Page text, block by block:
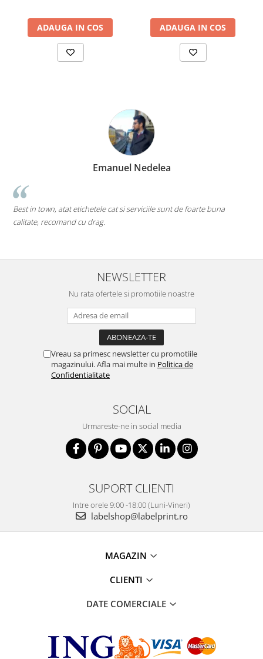
ADAUGA IN COS ADAUGA IN COS
Emanuel Nedelea
Best in town, atat etichetele cat si serviciile sunt de foarte buna
calitate, recomand cu drag.
NEWSLETTER
Nu rata ofertele si promotiile noastre
Vreau sa primesc newsletter cu promotiile
magazinului. Afla mai multe in Politica de
Confidentialitate
SOCIAL
Urmareste-ne in social media
SUPORT CLIENTI
Intre orele 9:00 -18:00 (Luni-Vineri)
labelshop@labelprint.ro
MAGAZIN
CLIENTI
DATE COMERCIALE